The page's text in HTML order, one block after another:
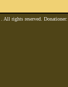
. All rights reserved.